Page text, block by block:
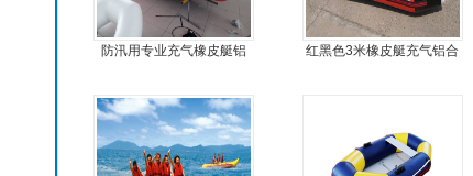
防汛用专业充气橡皮艇铝
红黑色3米橡皮艇充气铝合